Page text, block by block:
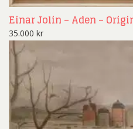
Einar Jolin – Aden –
35.000 kr